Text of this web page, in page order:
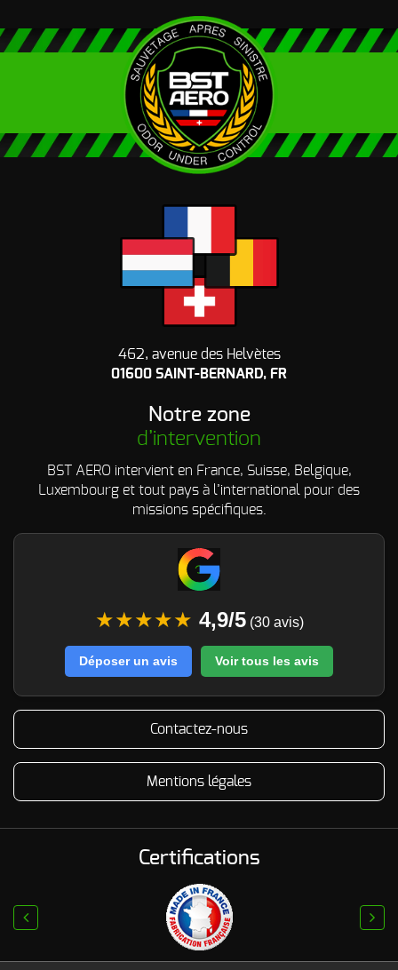
462, avenue des Helvètes
01600 SAINT-BERNARD, FR
Notre zone
d’intervention
BST AERO intervient en France, Suisse, Belgique,
Luxembourg et tout pays à l’international pour des
missions spécifiques.
★★★★★ 4,9/5(30 avis)
Déposer un avis Voir tous les avis
Contactez-nous
Mentions légales
Certifications